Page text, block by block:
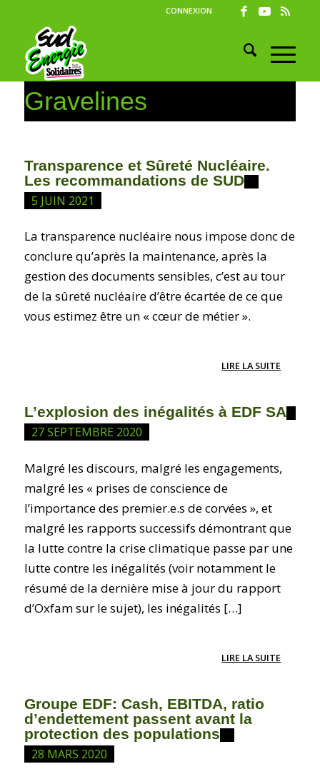
CONNEXION
Gravelines
Transparence et Sûreté Nucléaire.
Les recommandations de SUD
5 JUIN 2021
La transparence nucléaire nous impose donc de
conclure qu’après la maintenance, après la
gestion des documents sensibles, c’est au tour
de la sûreté nucléaire d’être écartée de ce que
vous estimez être un « cœur de métier ».
LIRE LA SUITE
L’explosion des inégalités à EDF SA
27 SEPTEMBRE 2020
Malgré les discours, malgré les engagements,
malgré les « prises de conscience de
l’importance des premier.e.s de corvées », et
malgré les rapports successifs démontrant que
la lutte contre la crise climatique passe par une
lutte contre les inégalités (voir notamment le
résumé de la dernière mise à jour du rapport
d’Oxfam sur le sujet), les inégalités […]
LIRE LA SUITE
Groupe EDF: Cash, EBITDA, ratio
d’endettement passent avant la
protection des populations
28 MARS 2020